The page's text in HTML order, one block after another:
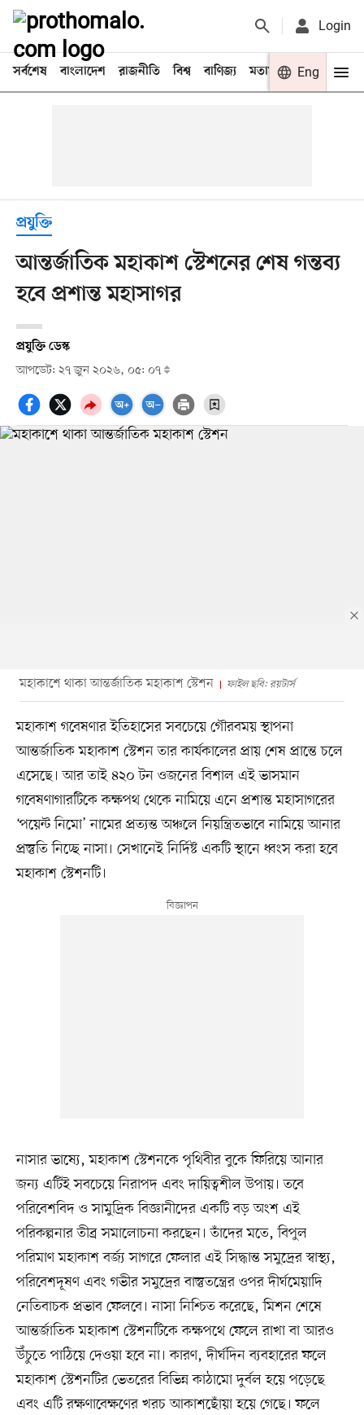
Login
সর্বশেষ বাংলাদেশ রাজনীতি বিশ্ব বাণিজ্য মতামত খেলা
Eng
প্রযুক্তি
আন্তর্জাতিক মহাকাশ স্টেশনের শেষ গন্তব্য
হবে প্রশান্ত মহাসাগর
প্রযুক্তি ডেস্ক
আপডেট: ২৭ জুন ২০২৬, ০৫: ০৭
মহাকাশে থাকা আন্তর্জাতিক মহাকাশ স্টেশন ফাইল ছবি: রয়টার্স
মহাকাশ গবেষণার ইতিহাসের সবচেয়ে গৌরবময় স্থাপনা
আন্তর্জাতিক মহাকাশ স্টেশন তার কার্যকালের প্রায় শেষ প্রান্তে চলে
এসেছে। আর তাই ৪২০ টন ওজনের বিশাল এই ভাসমান
গবেষণাগারটিকে কক্ষপথ থেকে নামিয়ে এনে প্রশান্ত মহাসাগরের
‘পয়েন্ট নিমো’ নামের প্রত্যন্ত অঞ্চলে নিয়ন্ত্রিতভাবে নামিয়ে আনার
প্রস্তুতি নিচ্ছে নাসা। সেখানেই নির্দিষ্ট একটি স্থানে ধ্বংস করা হবে
মহাকাশ স্টেশনটি।
নাসার ভাষ্যে, মহাকাশ স্টেশনকে পৃথিবীর বুকে ফিরিয়ে আনার
জন্য এটিই সবচেয়ে নিরাপদ এবং দায়িত্বশীল উপায়। তবে
পরিবেশবিদ ও সামুদ্রিক বিজ্ঞানীদের একটি বড় অংশ এই
পরিকল্পনার তীব্র সমালোচনা করছেন। তাঁদের মতে, বিপুল
পরিমাণ মহাকাশ বর্জ্য সাগরে ফেলার এই সিদ্ধান্ত সমুদ্রের স্বাস্থ্য,
পরিবেশদূষণ এবং গভীর সমুদ্রের বাস্তুতন্ত্রের ওপর দীর্ঘমেয়াদি
নেতিবাচক প্রভাব ফেলবে। নাসা নিশ্চিত করেছে, মিশন শেষে
আন্তর্জাতিক মহাকাশ স্টেশনটিকে কক্ষপথে ফেলে রাখা বা আরও
উঁচুতে পাঠিয়ে দেওয়া হবে না। কারণ, দীর্ঘদিন ব্যবহারের ফলে
মহাকাশ স্টেশনটির ভেতরের বিভিন্ন কাঠামো দুর্বল হয়ে পড়েছে
এবং এটি রক্ষণাবেক্ষণের খরচ আকাশছোঁয়া হয়ে গেছে। ফলে